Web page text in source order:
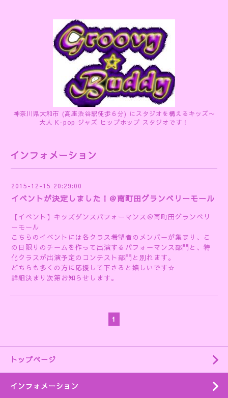
神奈川県大和市 (高座渋谷駅徒歩６分) にスタジオを構えるキッズ〜
大人 K-pop ジャズ ヒップホップ スタジオです！
インフォメーション
2015-12-15 20:29:00
イベントが決定しました！＠南町田グランベリーモール
【イベント】キッズダンスパフォーマンス＠南町田グランベリ
ーモール
こちらのイベントには各クラス希望者のメンバーが集まり、こ
の日限りのチームを作って出演するパフォーマンス部門と、特
化クラスが出演予定のコンテスト部門と別れます。
どちらも多くの方に応援して下さると嬉しいです☆
詳細決まり次第お知らせします。
1
トップページ
インフォメーション